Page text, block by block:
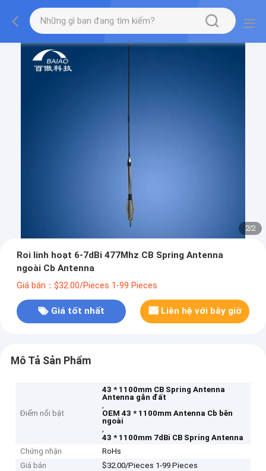
2/2
Roi linh hoạt 6-7dBi 477Mhz CB Spring Antenna
ngoài Cb Antenna
Giá bán：$32.00/Pieces 1-99 Pieces
Giá tốt nhất Liên hệ với bây giờ
Mô Tả Sản Phẩm
Điểm nổi bật
43 * 1100mm CB Spring Antenna
Antenna gắn đất
,
OEM 43 * 1100mm Antenna Cb bên
ngoài
,
43 * 1100mm 7dBi CB Spring Antenna
Chứng nhận
RoHs
Giá bán
$32.00/Pieces 1-99 Pieces